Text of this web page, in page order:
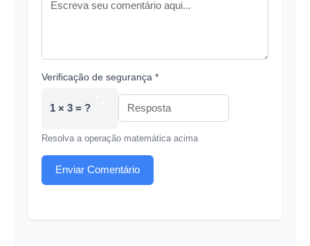
Verificação de segurança *
1 × 3 = ?
Resolva a operação matemática acima
Enviar Comentário